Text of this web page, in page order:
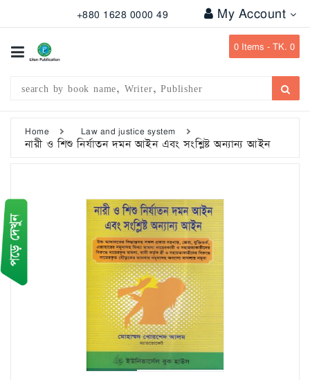
+880 1628 0000 49 My Account
0 Items -TK. 0
Categories
Publication
Combo
Offers
Bangladesh
Gazette
Home Law and justice system
নারী ও শিশু নির্যাতন দমন আইন এবং সংশ্লিষ্ট অন্যান্য আইন